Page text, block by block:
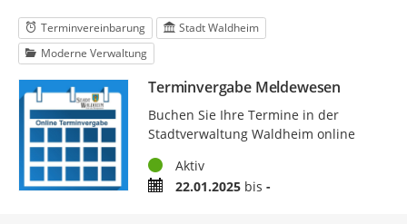
Terminvereinbarung
Stadt Waldheim
Moderne Verwaltung
Terminvergabe Meldewesen
Buchen Sie Ihre Termine in der
Stadtverwaltung Waldheim online
StatusAktiv
Zeitraum22.01.2025bis -